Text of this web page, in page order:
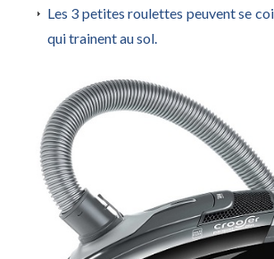
Les 3 petites roulettes peuvent se
qui trainent au sol.